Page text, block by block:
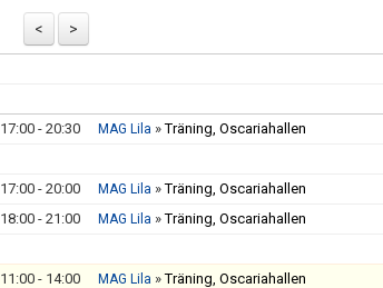
17:00 - 20:30 MAG Lila »Träning, Oscariahallen
17:00 - 20:00 MAG Lila »Träning, Oscariahallen
18:00 - 21:00 MAG Lila »Träning, Oscariahallen
11:00 - 14:00 MAG Lila »Träning, Oscariahallen